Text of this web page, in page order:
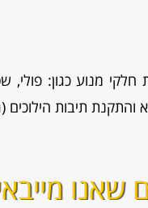
מנוע כגון: פולי,
שאנו